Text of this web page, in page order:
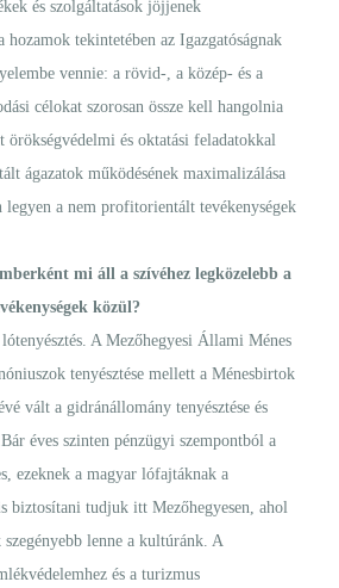
és szolgáltatások jöjjenek
hozamok tekintetében az Igazgatóságnak
vennie: a rövid-, a közép- és a
célokat szorosan össze kell hangolnia
örökségvédelmi és oktatási feladatokkal
ágazatok működésének maximalizálása
legyen a nem profitorientált tevékenységek
mi áll a szívéhez legközelebb a
közül?
lótenyésztés. A Mezőhegyesi Állami Ménes
tenyésztése mellett a Ménesbirtok
vált a gidránállomány tenyésztése és
éves szinten pénzügyi szempontból a
ezeknek a magyar lófajtáknak a
biztosítani tudjuk itt Mezőhegyesen, ahol
lenne a kultúránk. A
és a turizmus